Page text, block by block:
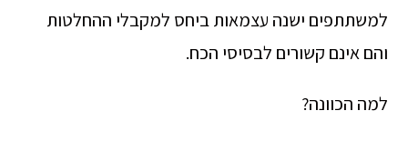
למשתתפים ישנה עצמאות ביחס למקבלי ההחלטות
והם אינם קשורים לבסיסי הכח.
למה הכוונה?